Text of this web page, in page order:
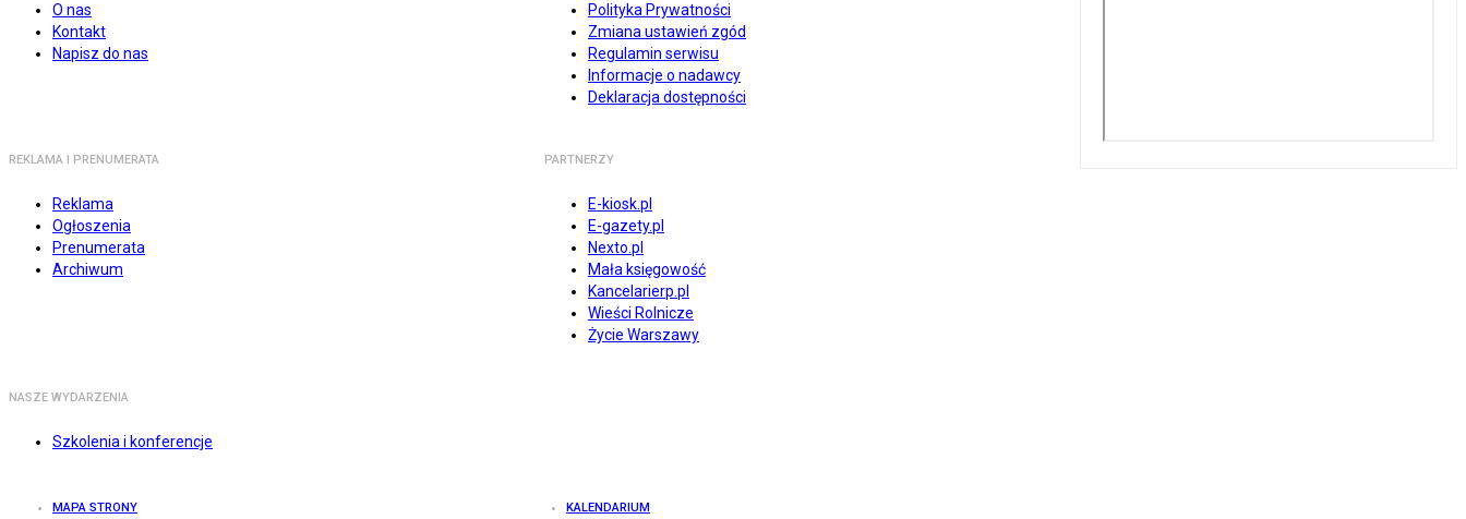
O nas
Kontakt
Napisz do nas
Polityka Prywatności
Zmiana ustawień zgód
Regulamin serwisu
Informacje o nadawcy
Deklaracja dostępności
REKLAMA I PRENUMERATA
Reklama
Ogłoszenia
Prenumerata
Archiwum
PARTNERZY
E-kiosk.pl
E-gazety.pl
Nexto.pl
Mała księgowość
Kancelarierp.pl
Wieści Rolnicze
Życie Warszawy
NASZE WYDARZENIA
Szkolenia i konferencje
MAPA STRONY KALENDARIUM